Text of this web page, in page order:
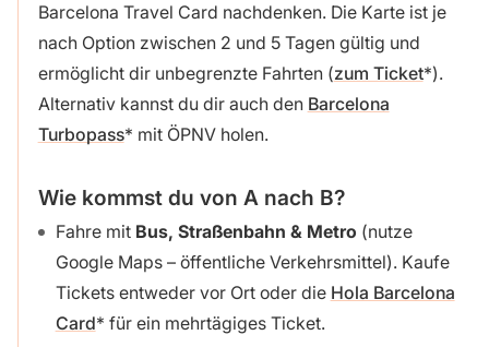
Barcelona Travel Card nachdenken. Die Karte ist je
nach Option zwischen 2 und 5 Tagen gültig und
ermöglicht dir unbegrenzte Fahrten (zum Ticket ).
Alternativ kannst du dir auch den Barcelona
Turbopass
mit ÖPNV holen.
Wie kommst du von A nach B?
Fahre mit Bus, Straßenbahn & Metro (nutze
Google Maps – öffentliche Verkehrsmittel). Kaufe
Tickets entweder vor Ort oder die Hola Barcelona
Card
für ein mehrtägiges Ticket.